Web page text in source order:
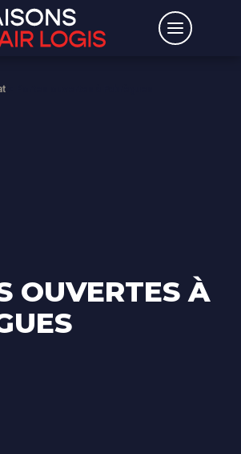
OUVERTES À